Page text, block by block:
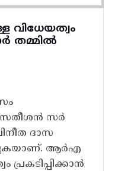
തമ്മിൽ
സതീശൻ സർ
ദാസ
ആർഎ